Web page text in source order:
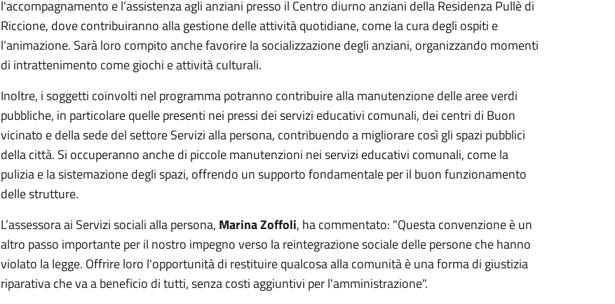
l'accompagnamento e l’assistenza agli anziani presso il Centro diurno anziani della Residenza Pullè di
Riccione, dove contribuiranno alla gestione delle attività quotidiane, come la cura degli ospiti e
l’animazione. Sarà loro compito anche favorire la socializzazione degli anziani, organizzando momenti
di intrattenimento come giochi e attività culturali.
Inoltre, i soggetti coinvolti nel programma potranno contribuire alla manutenzione delle aree verdi
pubbliche, in particolare quelle presenti nei pressi dei servizi educativi comunali, dei centri di Buon
vicinato e della sede del settore Servizi alla persona, contribuendo a migliorare così gli spazi pubblici
della città. Si occuperanno anche di piccole manutenzioni nei servizi educativi comunali, come la
pulizia e la sistemazione degli spazi, offrendo un supporto fondamentale per il buon funzionamento
delle strutture.
L’assessora ai Servizi sociali alla persona, Marina Zoffoli, ha commentato: "Questa convenzione è un
altro passo importante per il nostro impegno verso la reintegrazione sociale delle persone che hanno
violato la legge. Offrire loro l'opportunità di restituire qualcosa alla comunità è una forma di giustizia
riparativa che va a beneficio di tutti, senza costi aggiuntivi per l'amministrazione".